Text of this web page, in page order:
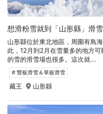
想滑粉雪就到「山形縣」滑
山形縣位於東北地區，周圍有鳥
此，12月到2月在雪量多的地方
的雪的滑雪場也很多。這次就...
# 雙板滑雪＆單板滑雪
藏王 山形縣